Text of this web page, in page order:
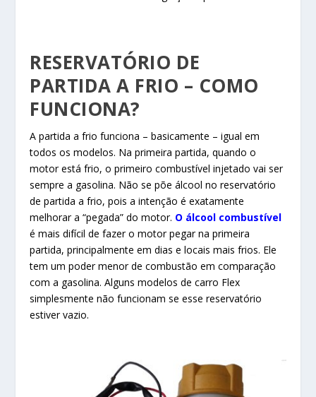
RESERVATÓRIO DE
PARTIDA A FRIO – COMO
FUNCIONA?
A partida a frio funciona – basicamente – igual em
todos os modelos. Na primeira partida, quando o
motor está frio, o primeiro combustível injetado vai ser
sempre a gasolina. Não se põe álcool no reservatório
de partida a frio, pois a intenção é exatamente
melhorar a “pegada” do motor. O álcool combustível
é mais difícil de fazer o motor pegar na primeira
partida, principalmente em dias e locais mais frios. Ele
tem um poder menor de combustão em comparação
com a gasolina. Alguns modelos de carro Flex
simplesmente não funcionam se esse reservatório
estiver vazio.